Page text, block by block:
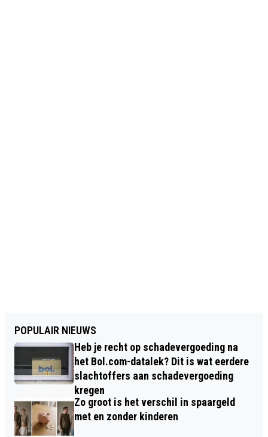
POPULAIR NIEUWS
Heb je recht op schadevergoeding na
het Bol.com-datalek? Dit is wat eerdere
slachtoffers aan schadevergoeding
kregen
Zo groot is het verschil in spaargeld
met en zonder kinderen